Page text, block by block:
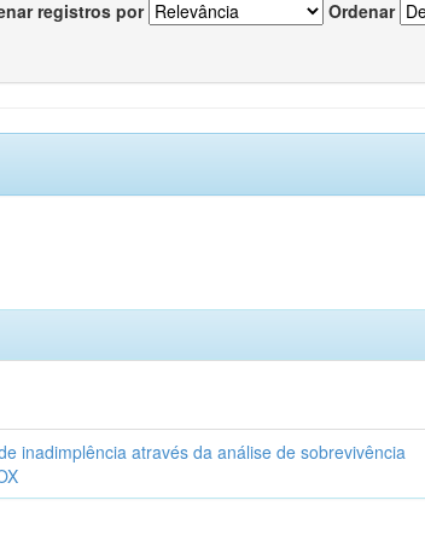
registros por Ordenar
inadimplência através da análise de sobrevivência